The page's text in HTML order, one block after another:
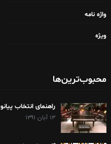
واژه نامه
ویژه
محبوب‌ترین‌ها
راهنمای انتخاب پیانو
۱۳ آبان ۱۳۹۱